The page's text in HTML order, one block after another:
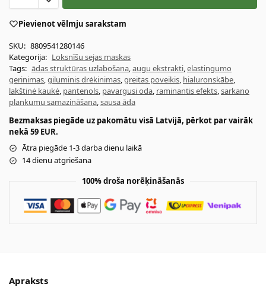
Pievienot vēlmju sarakstam
SKU: 8809541280146
Kategorija: Loksnīšu sejas maskas
Tags: ādas struktūras uzlabošana,augu ekstrakti,elastingumo
gerinimas,giluminis drėkinimas,greitas poveikis, hialuronskābe,
lakštinė kaukė, pantenols, pavargusi oda, raminantis efekts,sarkano
plankumu samazināšana,sausa āda
Bezmaksas piegāde uz pakomātu visā Latvijā, pērkot par vairāk
nekā 59 EUR.
Ātra piegāde 1-3 darba dienu laikā
14 dienu atgriešana
100% droša norēķināšanās
Apraksts